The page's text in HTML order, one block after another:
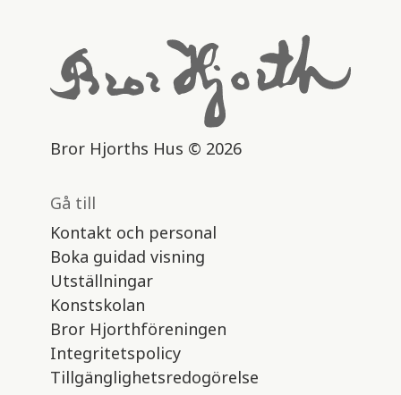
Bror Hjorths Hus © 2026
Gå till
Kontakt och personal
Boka guidad visning
Utställningar
Konstskolan
Bror Hjorthföreningen
Integritetspolicy
Tillgänglighetsredogörelse